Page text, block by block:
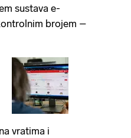
sustava e-
brojem –
vratima i